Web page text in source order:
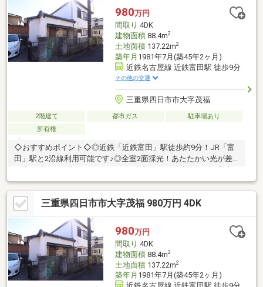
980万円
間取り 4DK
建物面積88.4m2
土地面積137.22m2
築年月 1981年7月(築45年2ヶ月)
近鉄名古屋線 近鉄富田駅 徒歩9分
その他の交通
三重県四日市市大字茂福
2階建て 都市ガス
駐車場あり
所有権
◇おすすめポイント◇◎近鉄「近鉄富田」駅徒歩約9分！JR「富
田」駅と2沿線利用可能です♪◎全室2面採光！あたたかい光が差
し込む明るいお家になりそうですね♪◎スーパー徒歩約7分♪家事
の合間にお買い物にもいけそうですね！◇周辺環境◇徒歩15分圏
内に施設充実！お買い物に便利なエリアです♪・フレスポ四日市富
田：徒歩約7分（約500ｍ）・スーパーセンタートライアル四日市
富田店：徒歩約7分（約500ｍ）・セブンイレブン四日市茂福店：
徒歩約2分（約150ｍ）・スギドラッグ富田店：徒歩約11分（約
850ｍ）・四日市地域総合会館あさけプラザ：徒歩約10分（約750
ｍ）
三重県四日市市大字茂福 980万円 4DK
980万円
間取り 4DK
建物面積88.4m2
土地面積137.22m2
築年月 1981年7月(築45年2ヶ月)